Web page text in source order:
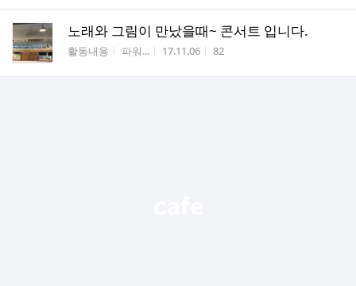
노래와 그림이 만났을때~ 콘서트 입니다.
게시판명
활동내용 작성자
파워... 작성시간
17.11.06 조회수
82